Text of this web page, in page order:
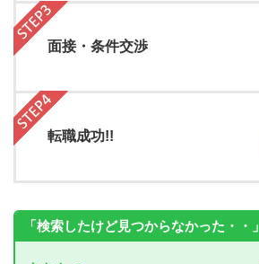
面接・条件交渉
転職成功!!
「検索したけど見つからなかった・・」